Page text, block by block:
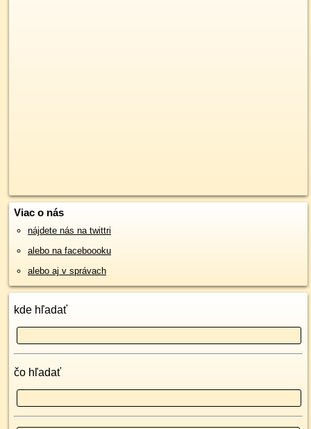
Viac o nás
nájdete nás na twittri
alebo na faceboooku
alebo aj v správach
kde hľadať
čo hľadať